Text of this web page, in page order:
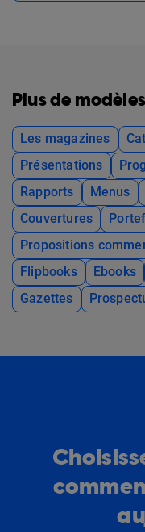
Plus de modèles
Les magazines
Présentations
Rapports
Menus
Couvertures
Propositions
Flipbooks
Ebooks
Gazettes